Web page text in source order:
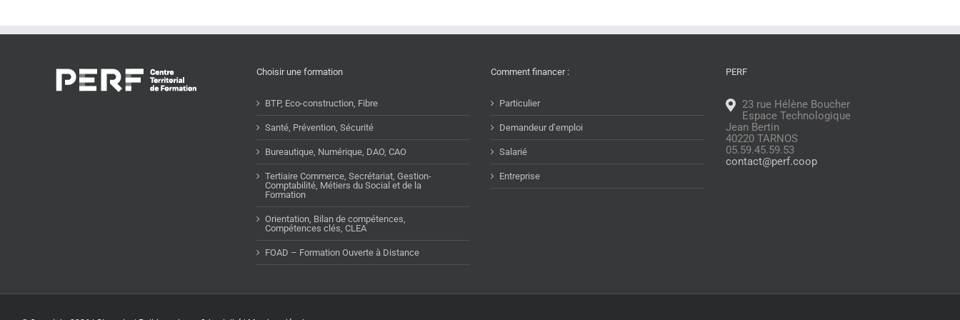
Choisir une formation
BTP, Eco-construction, Fibre
Santé, Prévention, Sécurité
Bureautique, Numérique, DAO, CAO
Tertiaire Commerce, Secrétariat, Gestion-
Comptabilité, Métiers du Social et de la
Formation
Orientation, Bilan de compétences,
Compétences clés, CLEA
FOAD – Formation Ouverte à Distance
Comment financer :
Particulier
Demandeur d’emploi
Salarié
Entreprise
PERF
23 rue Hélène Boucher
Espace Technologique
Jean Bertin
40220 TARNOS
05.59.45.59.53
contact@perf.coop